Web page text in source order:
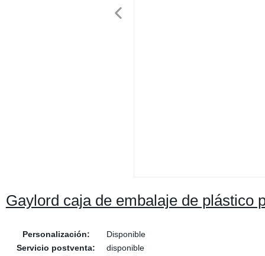
Gaylord caja de embalaje de plástico
Personalización:
Disponible
Servicio postventa:
disponible